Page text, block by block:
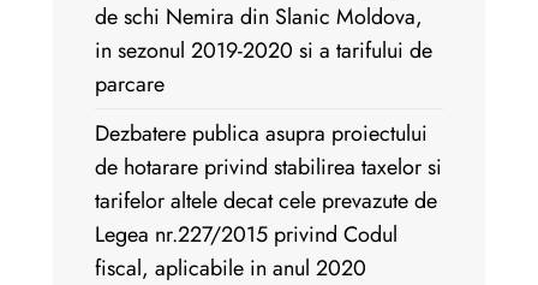
de schi Nemira din Slanic Moldova,
in sezonul 2019-2020 si a tarifului de
parcare
Dezbatere publica asupra proiectului
de hotarare privind stabilirea taxelor si
tarifelor altele decat cele prevazute de
Legea nr.227/2015 privind Codul
fiscal, aplicabile in anul 2020